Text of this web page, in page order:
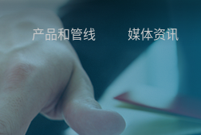
产品和管线 媒体资讯